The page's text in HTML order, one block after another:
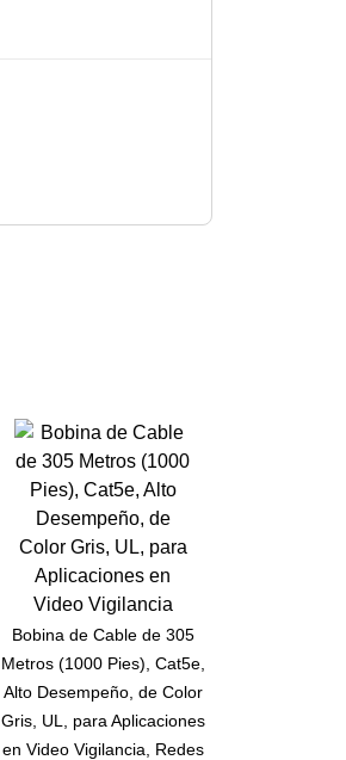
Bobina de Cable de 305
Metros (1000 Pies), Cat5e,
Alto Desempeño, de Color
Gris, UL, para Aplicaciones
en Video Vigilancia, Redes